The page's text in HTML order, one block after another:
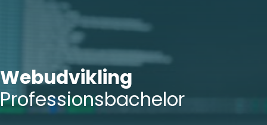
Webudvikling
Professionsbachelor